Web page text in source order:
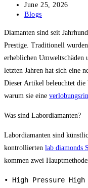
author:
Post
published:
June 25, 2026
Post
Blogs
Diamanten sind seit
Prestige. Traditionell
erheblichen Umweltschäden
letzten Jahren hat sich eine
Dieser Artikel beleuchtet
warum sie eine
Was sind Labordiamanten?
Labordiamanten sind
kontrollierten lab diamonds
kommen zwei
• High Pressure High